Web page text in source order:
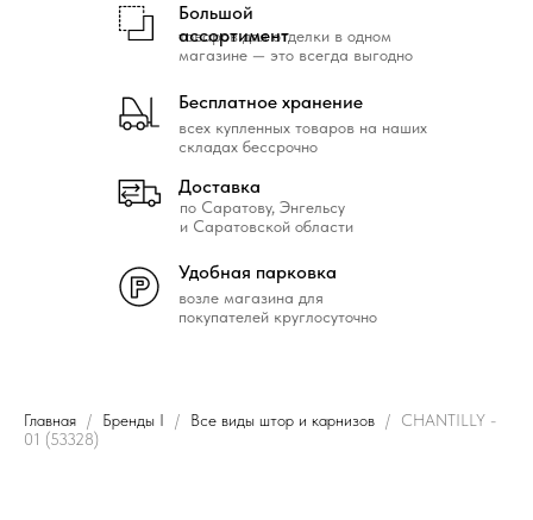
возле магазина для
покупателей круглосуточно
Удобная парковка
всех купленных товаров на наших
складах бессрочно
Бесплатное хранение
товаров для отделки в одном
магазине — это всегда выгодно
Большой
ассортимент
по Саратову, Энгельсу
и Саратовской области
Доставка
Главная Бренды I Все виды штор и карнизов
CHANTILLY -
01 (53328)